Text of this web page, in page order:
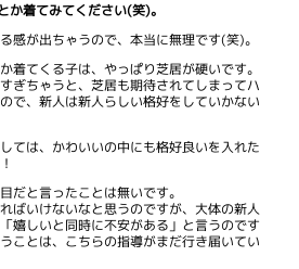
か着てみてください(笑)。
感が出ちゃうので、本当に無理です(笑)。
着てくる子は、やっぱり芝居が硬いです。
ぎちゃうと、芝居も期待されてしまってハ
で、新人は新人らしい格好をしていかない
ては、かわいいの中にも格好良いを入れた
だと言ったことは無いです。
ばいけないなと思うのですが、大体の新人
嬉しいと同時に不安がある」と言うのです
ことは、こちらの指導がまだ行き届いてい